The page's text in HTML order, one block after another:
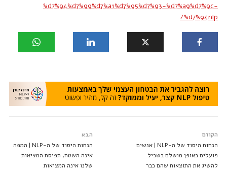
%d7%94%d7%99%d7%a1%d7%95%d7%93-%d7%a9%d7%9c-
%d7%94nlp/
הקודם
הנחות היסוד של ה-NLP | אנשים
פועלים באופן מושלם בשביל
להשיג את התוצאות שהם כבר
הבא
הנחות היסוד של ה-NLP | המפה
אינה השטח, תפיסת המציאות
שלנו אינה המציאות